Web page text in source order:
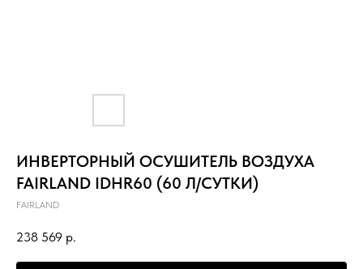
ИНВЕРТОРНЫЙ ОСУШИТЕЛЬ ВОЗДУХА
FAIRLAND IDHR60 (60 Л/СУТКИ)
FAIRLAND
238 569 р.